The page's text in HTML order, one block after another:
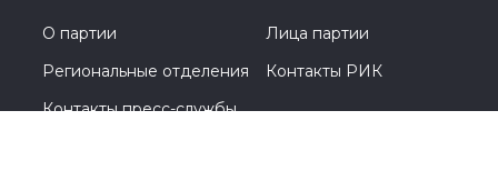
О партии
Лица партии
Региональные отделения
Контакты РИК
Контакты пресс-службы